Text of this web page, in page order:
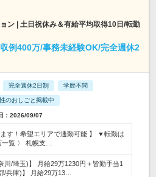
ン | 土日祝休み＆有給平均取得10日/転勤
例400万/事務未経験OK/完全週休2
完全週休2日制 学歴不問
のおしごと掲載中
：2026/09/07
ます！希望エリアで通勤可能 】 ▼転勤は
覧 〉 札幌支…
川/埼玉)】 月給29万1230円＋皆勤手当1
/兵庫)】 月給29万13…